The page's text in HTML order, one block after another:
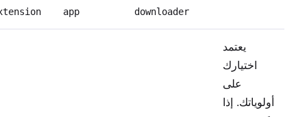
downloader
app
يعتمد
اختيارك
على
أولوياتك. إذا